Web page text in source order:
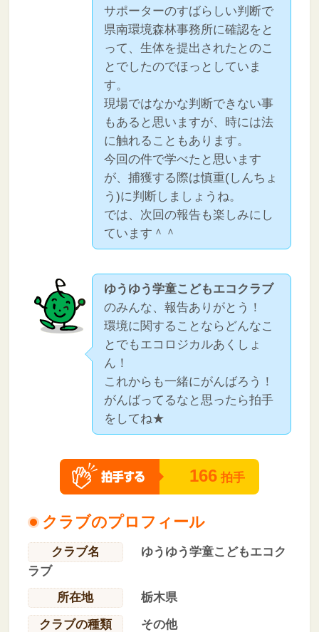
サポーターのすばらしい判断で
県南環境森林事務所に確認をと
って、生体を提出されたとのこ
とでしたのでほっとしていま
す。
現場ではなかな判断できない事
もあると思いますが、時には法
に触れることもあります。
今回の件で学べたと思います
が、捕獲する際は慎重(しんちょ
う)に判断しましょうね。
では、次回の報告も楽しみにし
ています＾＾
ゆうゆう学童こどもエコクラブ
のみんな、報告ありがとう！
環境に関することならどんなこ
とでもエコロジカルあくしょ
ん！
これからも一緒にがんばろう！
がんばってるなと思ったら拍手
をしてね★
166 拍手
クラブのプロフィール
クラブ名
ゆうゆう学童こどもエコク
ラブ
所在地
栃木県
クラブの種類
その他